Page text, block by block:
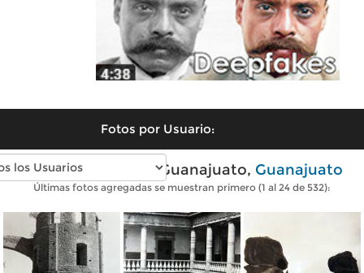
Fotos por Usuario:
Fotos antiguas de Guanajuato, Guanajuato
Últimas fotos agregadas se muestran primero (1 al 24 de 532):